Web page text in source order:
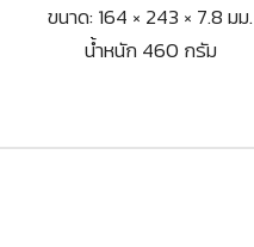
ขนาด: 164 × 243 × 7.8 มม.
น้ำหนัก 460 กรัม